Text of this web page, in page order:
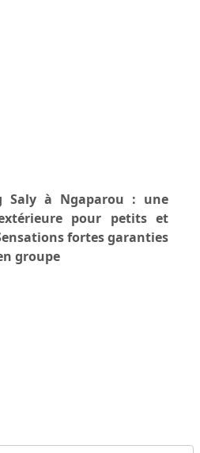
Saly à Ngaparou : une
pour petits et
fortes garanties
groupe